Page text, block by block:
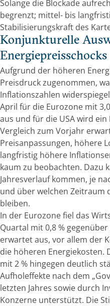
Solange die Blockade
begrenzt; mittel- bis
Stabilisierungskraft des
Konjunkturelle
Energiepreisschocks
Aufgrund der höheren
Preisdruck zugenommen,
Inflationszahlen
April für die Eurozone mit
aus und für die USA wird ein
Vergleich zum Vorjahr
Preisanpassungen, höhere
langfristig höhere
kaum zu beobachten. Dazu
Jahresverlauf kommen, je
und über welchen Zeitraum
bleiben.
In der Eurozone fiel das
Quartal mit 0,8 %
erwartet aus, vor allem der
die höheren Energiekosten.
mit 2 % hingegen deutlich
Aufholeffekte nach dem
letzten Jahres sowie durch
Konzerne unterstützt. Die